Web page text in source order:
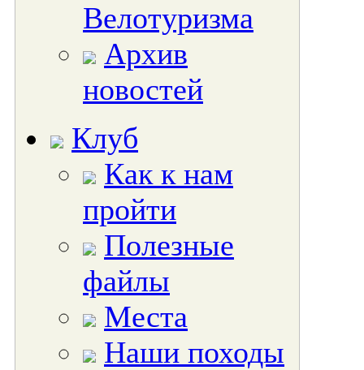
Велотуризма
Архив
новостей
Клуб
Как к нам
пройти
Полезные
файлы
Места
Наши походы